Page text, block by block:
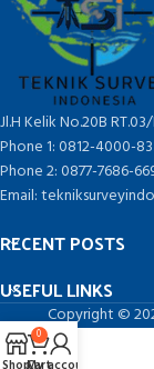
Jl.H Kelik No.20B
Phone 1: 0812-4000-
Phone 2: 0877-7686-
Email:
RECENT POSTS
USEFUL LINKS
Copyright ©
0